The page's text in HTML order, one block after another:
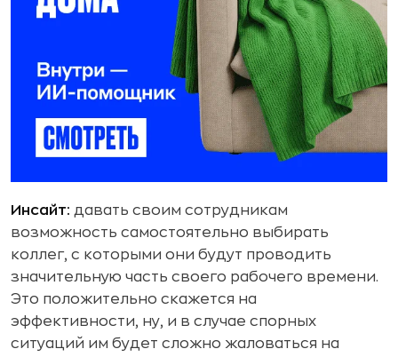
Инсайт: давать своим сотрудникам
возможность самостоятельно выбирать
коллег, с которыми они будут проводить
значительную часть своего рабочего времени.
Это положительно скажется на
эффективности, ну, и в случае спорных
ситуаций им будет сложно жаловаться на